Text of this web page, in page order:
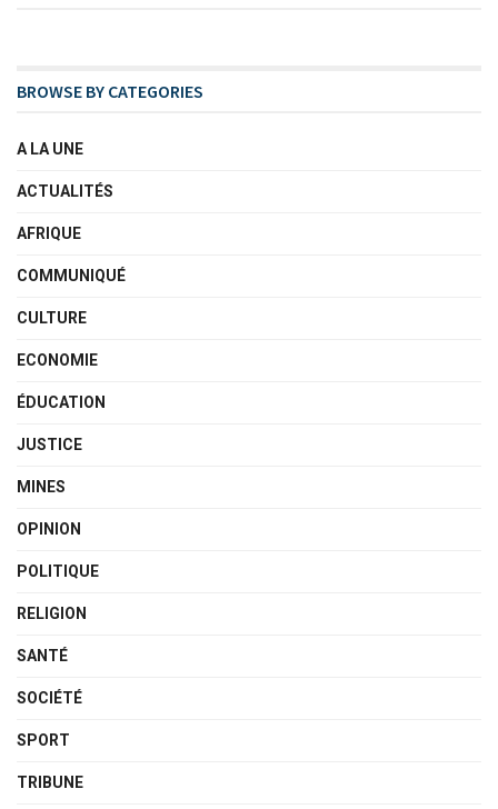
BROWSE BY CATEGORIES
A LA UNE
ACTUALITÉS
AFRIQUE
COMMUNIQUÉ
CULTURE
ECONOMIE
ÉDUCATION
JUSTICE
MINES
OPINION
POLITIQUE
RELIGION
SANTÉ
SOCIÉTÉ
SPORT
TRIBUNE